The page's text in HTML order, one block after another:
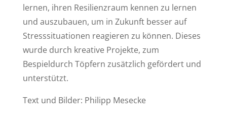
lernen, ihren Resilienzraum kennen zu lernen
und auszubauen, um in Zukunft besser auf
Stresssituationen reagieren zu können. Dieses
wurde durch kreative Projekte, zum
Bespieldurch Töpfern zusätzlich gefördert und
unterstützt.
Text und Bilder: Philipp Mesecke